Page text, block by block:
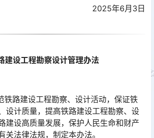
2025年6月3日
建设工程勘察设计管理办法
路建设工程勘察、设计活动，保证铁
设计质量，提高铁路建设工程勘察、设
建设高质量发展，保护人民生命和财产
关法律法规，制定本办法。󠅅󠅃󠄵󠅂󠄪󠇖󠆨󠆨󠇕󠆞󠆒󠅬󠇘󠆭󠆘󠇙󠆝󠅵󠇗󠆭󠆁󠄐󠇗󠅹󠅸󠇖󠆍󠅳󠇖󠅹󠅰󠇖󠆌󠅹